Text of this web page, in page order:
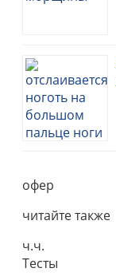
офер
читайте также
ч.ч.
Тесты